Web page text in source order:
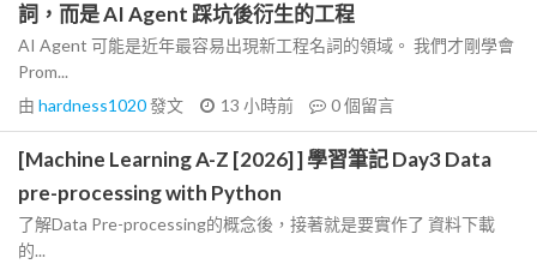
詞，而是 AI Agent 踩坑後衍生的工程
AI Agent 可能是近年最容易出現新工程名詞的領域。 我們才剛學會
Prom...
由 hardness1020發文 13 小時前 0個留言
[Machine Learning A-Z [2026] ] 學習筆記 Day3 Data
pre-processing with Python
了解Data Pre-processing的概念後，接著就是要實作了 資料下載
的...